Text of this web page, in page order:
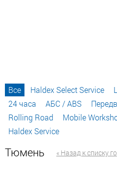
Все Haldex Select Service
24 часа
АБС / ABS
Rolling Road
Mobile
Haldex Service
Тюмень « Назад к списку